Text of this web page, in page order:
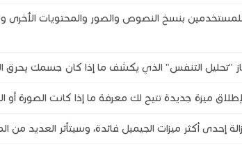
بنسخ النصوص والصور والمحتويات الأخرى
"تحليل التنفس" الذي يكشف ما إذا كان جسمك يحرق
ميزة جديدة تتيح لك معرفة ما إذا كانت الصورة أو
إحدى أكثر ميزات الجيميل فائدة، وسيتأثر العديد من